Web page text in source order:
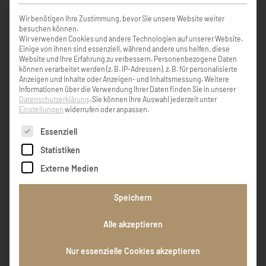
KONDOLENZBUCH ( 2 )
„Erinnerungen, die unser Herz berühren,
gehen niemals verloren." Unsere aufrichtige
Anteilnahme.
Martin und Gertraud Ainz
"Und bist du auch den Augen fern, so bleibst
du doch im Herzen immer nah" Mit großer
unserer herzensguten Godn. Wir werden
immer an dich denken, Bernadette und
Wir benötigen Ihre Zustimmung, bevor Sie unsere Website weiter
besuchen können.
Wir verwenden Cookies und andere Technologien auf unserer Website.
Einige von ihnen sind essenziell, während andere uns helfen, diese
Website und Ihre Erfahrung zu verbessern. Personenbezogene Daten
können verarbeitet werden (z. B. IP-Adressen), z. B. für personalisierte
Anzeigen und Inhalte oder Anzeigen- und Inhaltsmessung.Weitere
Informationen über die Verwendung Ihrer Daten finden Sie in unserer
Datenschutzerklärung.Sie können Ihre Auswahl jederzeit unter
Einstellungen widerrufen oder anpassen.
Es folgt eine Liste der Service-Gruppen, für die eine
Essenziell
Statistiken
Externe Medien
Speichern
Alle akzeptieren
Nur essenzielle Cookies akzeptieren